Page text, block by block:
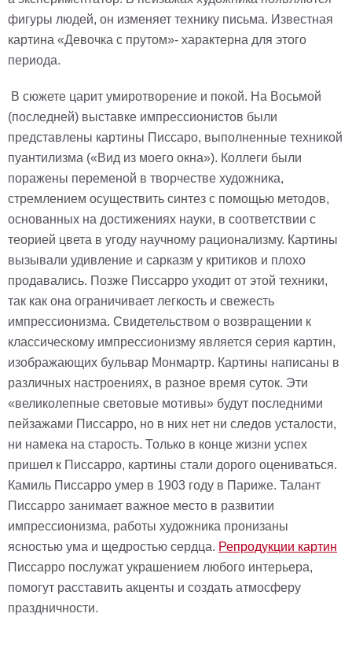
фигуры людей, он изменяет технику письма. Известная
картина «Девочка с прутом»- характерна для этого
периода.
В сюжете царит умиротворение и покой. На Восьмой
(последней) выставке импрессионистов были
представлены картины Писсаро, выполненные техникой
пуантилизма («Вид из моего окна»). Коллеги были
поражены переменой в творчестве художника,
стремлением осуществить синтез с помощью методов,
основанных на достижениях науки, в соответствии с
теорией цвета в угоду научному рационализму. Картины
вызывали удивление и сарказм у критиков и плохо
продавались. Позже Писсарро уходит от этой техники,
так как она ограничивает легкость и свежесть
импрессионизма. Свидетельством о возвращении к
классическому импрессионизму является серия картин,
изображающих бульвар Монмартр. Картины написаны в
различных настроениях, в разное время суток. Эти
«великолепные световые мотивы» будут последними
пейзажами Писсарро, но в них нет ни следов усталости,
ни намека на старость. Только в конце жизни успех
пришел к Писсарро, картины стали дорого оцениваться.
Камиль Писсарро умер в 1903 году в Париже. Талант
Писсарро занимает важное место в развитии
импрессионизма, работы художника пронизаны
ясностью ума и щедростью сердца. Репродукции картин
Писсарро послужат украшением любого интерьера,
помогут расставить акценты и создать атмосферу
праздничности.